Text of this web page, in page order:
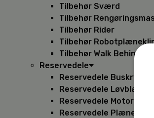
Tilbehør Sværd
Tilbehør
Tilbehør Rider
Tilbehør
Tilbehør Walk Behind
Reservedele
Reservedele
Reservedele Løvblæsere
Reservedele Motorsave
Reservedele